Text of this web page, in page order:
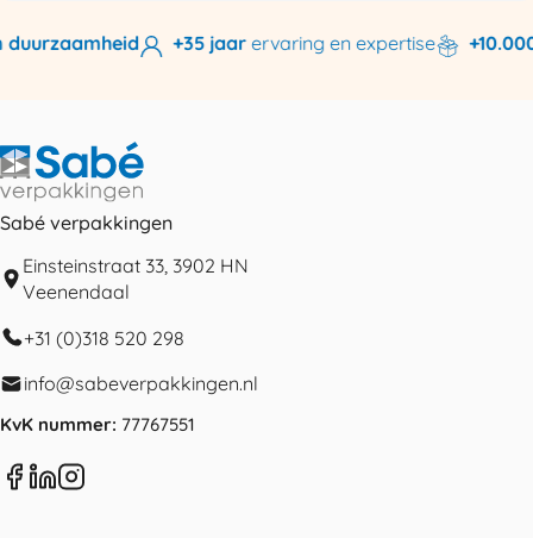
+35 jaarervaring en expertise +10.000
Sabé verpakkingen
Einsteinstraat 33, 3902 HN
Veenendaal
+31 (0)318 520 298
info@sabeverpakkingen.nl
KvK nummer: 77767551